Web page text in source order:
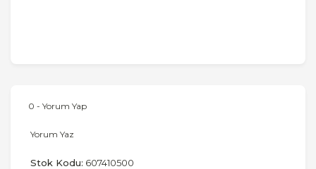
0 - Yorum Yap
Yorum Yaz
Stok Kodu: 607410500